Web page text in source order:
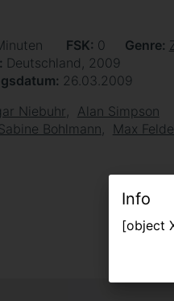
FSK 0 Genre
Deutschland, 2009
26.03.2009
Niebuhr
Alan Simpson
Bohlmann Max
Info
[object